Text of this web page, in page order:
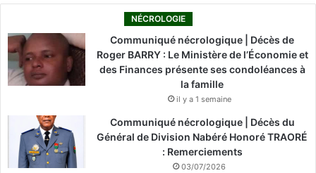
NÉCROLOGIE
Communiqué nécrologique | Décès de
Roger BARRY : Le Ministère de l’Économie et
des Finances présente ses condoléances à
la famille
il y a 1 semaine
Communiqué nécrologique | Décès du
Général de Division Nabéré Honoré TRAORÉ
: Remerciements
03/07/2026